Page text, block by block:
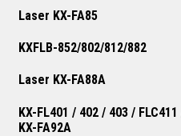
Laser KX-FA85
KXFLB-852/802/812/882
Laser KX-FA88A
KX-FL401 / 402 / 403 /
KX-FA92A